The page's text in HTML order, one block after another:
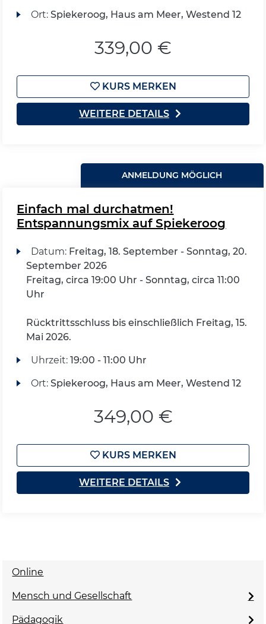
Ort: Spiekeroog, Haus am Meer, Westend 12
339,00 €
KURS MERKEN
WEITERE DETAILS
ANMELDUNG MÖGLICH
Einfach mal durchatmen!
Entspannungsmix auf Spiekeroog
Datum: Freitag, 18. September - Sonntag, 20.
September 2026
Freitag, circa 19:00 Uhr - Sonntag, circa 11:00
Uhr
Rücktrittsschluss bis einschließlich Freitag, 15.
Mai 2026.
Uhrzeit: 19:00 - 11:00 Uhr
Ort: Spiekeroog, Haus am Meer, Westend 12
349,00 €
KURS MERKEN
WEITERE DETAILS
Online
Mensch und Gesellschaft
Pädagogik